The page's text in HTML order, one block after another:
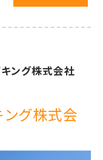
ング株式会社
ング株式会